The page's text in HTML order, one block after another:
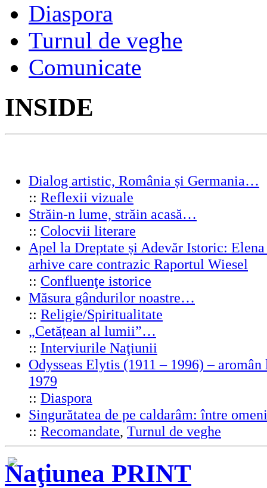
Diaspora
Turnul de veghe
Comunicate
INSIDE
Dialog artistic, România și Germania…
:: Reflexii vizuale
Străin-n lume, străin acasă…
:: Colocvii literare
Apel la Dreptate și Adevăr Istoric:
arhive care contrazic Raportul Wiesel
:: Confluenţe istorice
Măsura gândurilor noastre…
:: Religie/Spiritualitate
„Cetățean al lumii”…
:: Interviurile Naţiunii
Odysseas Elytis (1911 – 1996) –
1979
:: Diaspora
Singurătatea de pe caldarâm: între
:: Recomandate, Turnul de veghe
Naţiunea PRINT